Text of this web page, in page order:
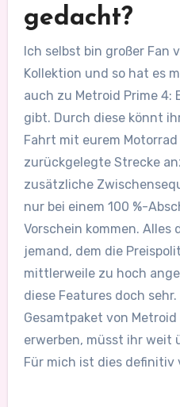
gedacht?
Ich selbst bin großer Fan
Kollektion und so hat es
auch zu Metroid Prime 4:
gibt. Durch diese könnt
Fahrt mit eurem
zurückgelegte Strecke
zusätzliche
nur bei einem 100 %-
Vorschein kommen. Alles
jemand, dem die
mittlerweile zu hoch
diese Features doch
Gesamtpaket von
erwerben, müsst ihr weit
Für mich ist dies definitiv